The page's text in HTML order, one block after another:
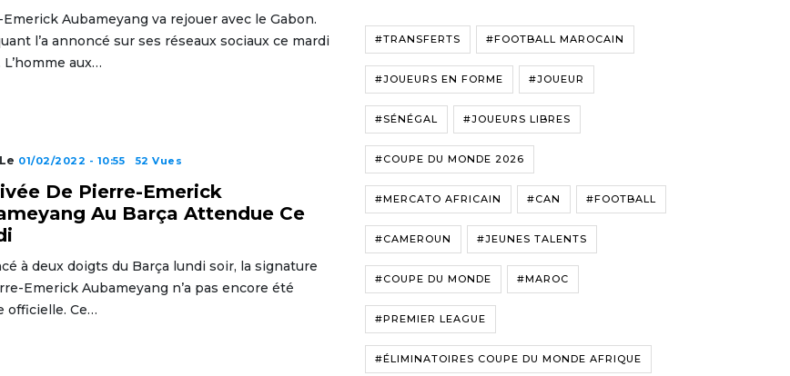
Aubameyang va rejouer avec le Gabon.
l’a annoncé sur ses réseaux sociaux ce mardi
L’homme aux…
01/02/2022 - 10:55 52 Vues
De Pierre-Emerick
Au Barça Attendue Ce
à deux doigts du Barça lundi soir, la signature
Emerick Aubameyang n’a pas encore été
officielle. Ce…
#TRANSFERTS #FOOTBALL MAROCAIN
#JOUEURS EN FORME #JOUEUR
#SÉNÉGAL #JOUEURS LIBRES
#COUPE DU MONDE 2026
#MERCATO AFRICAIN #CAN #FOOTBALL
#CAMEROUN #JEUNES TALENTS
#COUPE DU MONDE #MAROC
#PREMIER LEAGUE
#ÉLIMINATOIRES COUPE DU MONDE AFRIQUE